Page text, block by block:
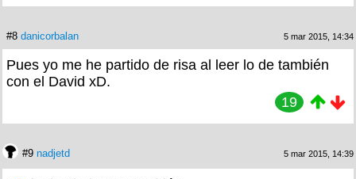
#8 danicorbalan 5 mar 2015, 14:34
Pues yo me he partido de risa al leer lo de también
con el David xD.
19
#9 nadjetd 5 mar 2015, 14:39